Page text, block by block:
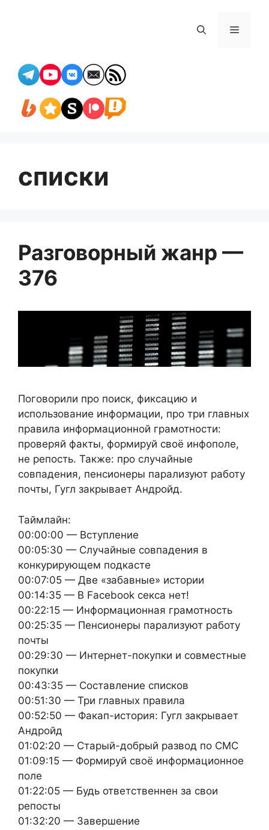
Меню
списки
Разговорный жанр —
376
Поговорили про поиск, фиксацию и
использование информации, про три главных
правила информационной грамотности:
проверяй факты, формируй своё инфополе,
не репость. Также: про случайные
совпадения, пенсионеры парализуют работу
почты, Гугл закрывает Андройд.
Таймлайн:
00:00:00 — Вступление
00:05:30 — Случайные совпадения в
конкурирующем подкасте
00:07:05 — Две «забавные» истории
00:14:35 — В Facebook секса нет!
00:22:15 — Информационная грамотность
00:25:35 — Пенсионеры парализуют работу
почты
00:29:30 — Интернет-покупки и совместные
покупки
00:43:35 — Составление списков
00:51:30 — Три главных правила
00:52:50 — Факап-история: Гугл закрывает
Андройд
01:02:20 — Старый-добрый развод по СМС
01:09:15 — Формируй своё информационное
поле
01:22:05 — Будь ответственнен за свои
репосты
01:32:20 — Завершение